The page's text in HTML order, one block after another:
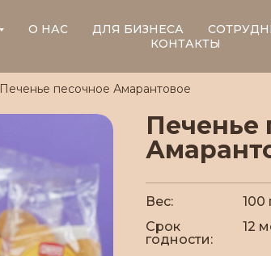
О НАС ДЛЯ БИЗНЕСА
КОНТАКТЫ
Печенье песочное Амарантовое
Печенье
Вес:
100
Срок
годности:
12